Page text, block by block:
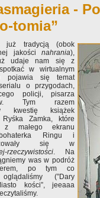
-
tomia”
już tradycją (obok
jakości nahrania),
udaje nam się z
w wirtualnym
pojawia się temat
o przygodach,
policji, pisarza
Tym razem
kwestię książek
Ryśka Zamka, które
z małego ekranu
Ringu i
się w
rzeczywistości. Na
was w podróż
po tym co
(”Dary
kości”, jeeaaa